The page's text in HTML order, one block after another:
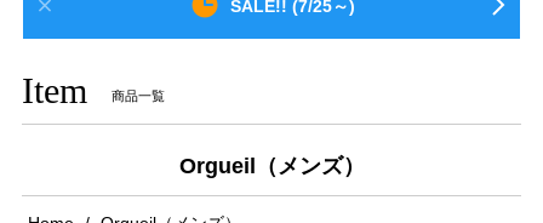
SALE!! (7/25～)
Item 商品一覧
Orgueil（メンズ）